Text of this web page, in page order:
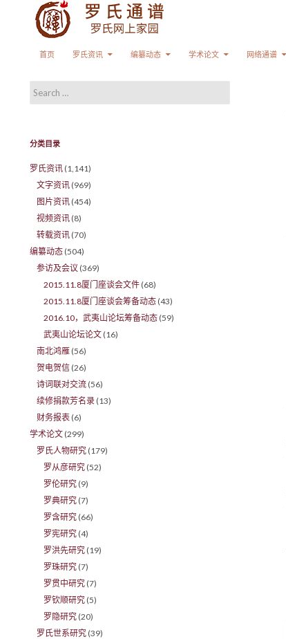
首页
罗氏资讯 编纂动态 学术论文 网络通谱
Search for:
分类目录
罗氏资讯 (1,141)
文字资讯 (969)
图片资讯 (454)
视频资讯 (8)
转载资讯 (70)
编纂动态 (504)
参访及会议 (369)
2015.11.8厦门座谈会文件 (68)
2015.11.8厦门座谈会筹备动态 (43)
2016.10，武夷山论坛筹备动态 (59)
武夷山论坛论文 (16)
南北鸿雁 (56)
贺电贺信 (26)
诗词联对交流 (56)
续修捐款芳名录 (13)
财务报表 (6)
学术论文 (299)
罗氏人物研究 (179)
罗从彦研究 (52)
罗伦研究 (9)
罗典研究 (7)
罗含研究 (66)
罗宪研究 (4)
罗洪先研究 (19)
罗珠研究 (7)
罗贯中研究 (7)
罗钦顺研究 (5)
罗隐研究 (20)
罗氏世系研究 (39)